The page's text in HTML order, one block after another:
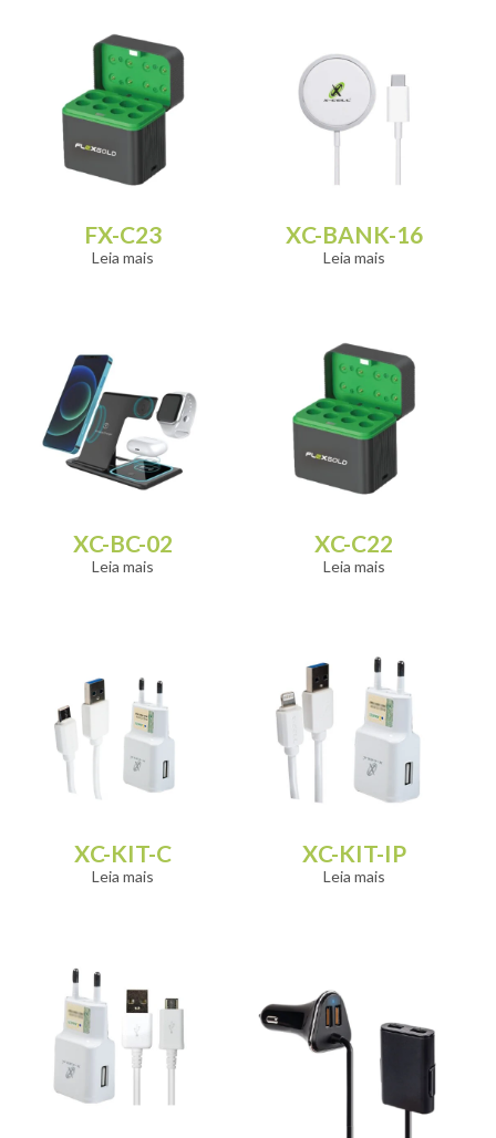
FX-C23
Leia mais
XC-BANK-16
Leia mais
XC-BC-02
Leia mais
XC-C22
Leia mais
XC-KIT-C
Leia mais
XC-KIT-IP
Leia mais